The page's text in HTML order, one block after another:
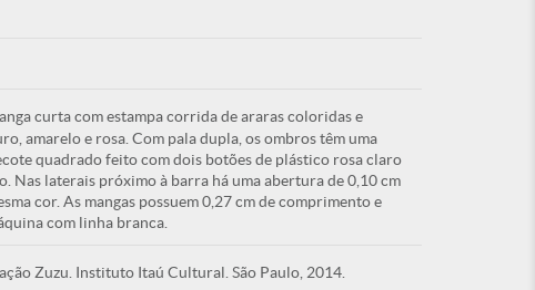
curta com estampa corrida de araras coloridas e
amarelo e rosa. Com pala dupla, os ombros têm uma
quadrado feito com dois botões de plástico rosa claro
Nas laterais próximo à barra há uma abertura de 0,10 cm
cor. As mangas possuem 0,27 cm de comprimento e
com linha branca.
Zuzu. Instituto Itaú Cultural. São Paulo, 2014.